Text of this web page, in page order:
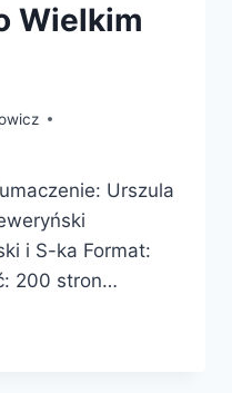
Wielkim
Urszula
i S-ka Format:
200 stron…